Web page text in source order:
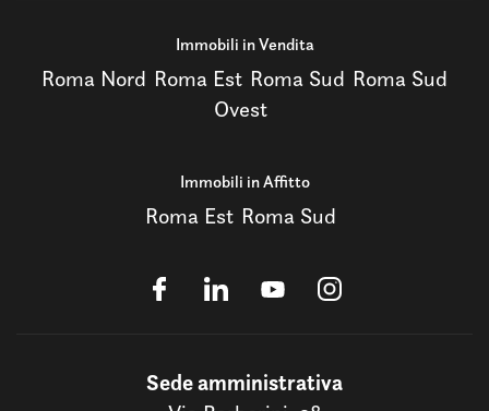
Immobili in Vendita
Roma Nord Roma Est Roma Sud Roma Sud
Ovest
Immobili in Affitto
Roma Est Roma Sud
Sede amministrativa